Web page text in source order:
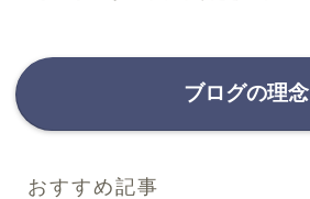
ブログの理念
おすすめ記事